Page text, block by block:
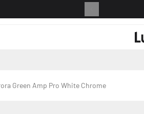
Green Amp Pro White Chrome